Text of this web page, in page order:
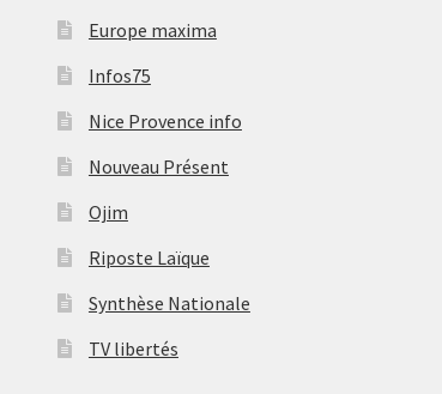
Europe maxima
Infos75
Nice Provence info
Nouveau Présent
Ojim
Riposte Laïque
Synthèse Nationale
TV libertés